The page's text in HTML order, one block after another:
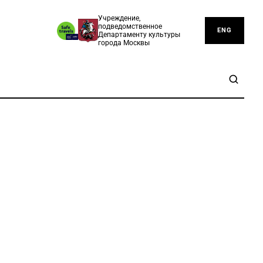
Учреждение,
подведомственное
Департаменту культуры
города Москвы
ENG